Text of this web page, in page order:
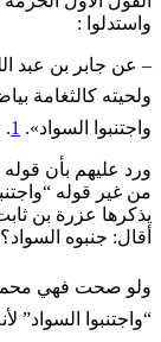
واستدلوا :
– عن جابر بن عبد
ولحيته كالثغامة
واجتنبوا السواد». 1
.
ورد عليهم بأن
من غير قوله
يذكرها عزرة بن
أقال: جنبوه
ولو صحت فهي
“واجتنبوا السواد”